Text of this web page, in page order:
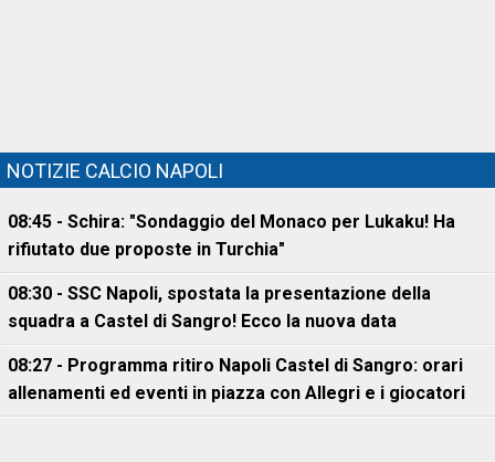
NOTIZIE CALCIO NAPOLI
08:45 - Schira: "Sondaggio del Monaco per Lukaku! Ha
rifiutato due proposte in Turchia"
08:30 - SSC Napoli, spostata la presentazione della
squadra a Castel di Sangro! Ecco la nuova data
08:27 - Programma ritiro Napoli Castel di Sangro: orari
allenamenti ed eventi in piazza con Allegri e i giocatori